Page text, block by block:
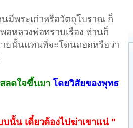
มีพระเก่าหรือวัตถุโบราณ ก็
อหลวงพ่อทราบเรื่อง ท่านก็
ายนั้นแทนที่จะโดนถอดหรือว่า
ลดใจขึ้นมา โดยวิสัยของพุทธ
บนั้น เดี๋ยวต้องไปฆ่าเขาแน่ "